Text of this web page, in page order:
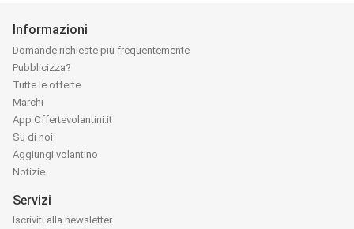
Informazioni
Domande richieste più frequentemente
Pubblicizza?
Tutte le offerte
Marchi
App Offertevolantini.it
Su di noi
Aggiungi volantino
Notizie
Servizi
Iscriviti alla newsletter